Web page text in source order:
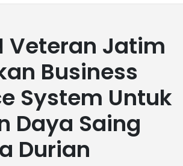
Veteran Jatim
Business
System Untuk
Daya Saing
Durian